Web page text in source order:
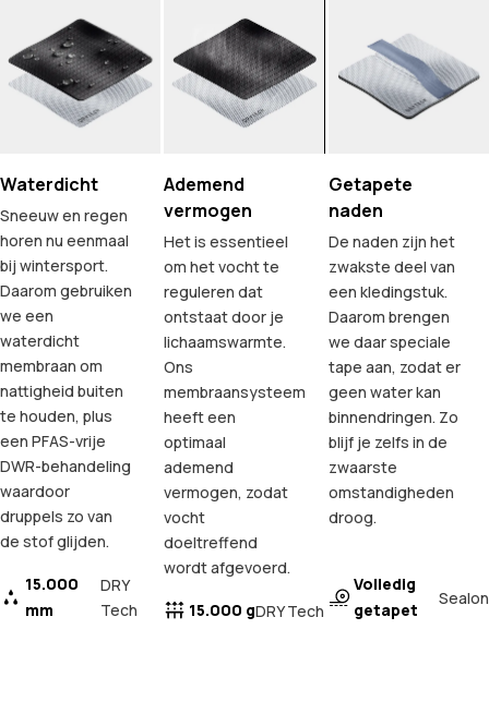
Waterdicht
Sneeuw en regen
horen nu eenmaal
bij wintersport.
Daarom gebruiken
we een
waterdicht
membraan om
nattigheid buiten
te houden, plus
een PFAS-vrije
DWR-behandeling
waardoor
druppels zo van
de stof glijden.
15.000
mm
DRY
Tech
Ademend
vermogen
Het is essentieel
om het vocht te
reguleren dat
ontstaat door je
lichaamswarmte.
Ons
membraansysteem
heeft een
optimaal
ademend
vermogen, zodat
vocht
doeltreffend
wordt afgevoerd.
15.000 gDRY Tech
Getapete
naden
De naden zijn het
zwakste deel van
een kledingstuk.
Daarom brengen
we daar speciale
tape aan, zodat er
geen water kan
binnendringen. Zo
blijf je zelfs in de
zwaarste
omstandigheden
droog.
Volledig
getapet
Sealon